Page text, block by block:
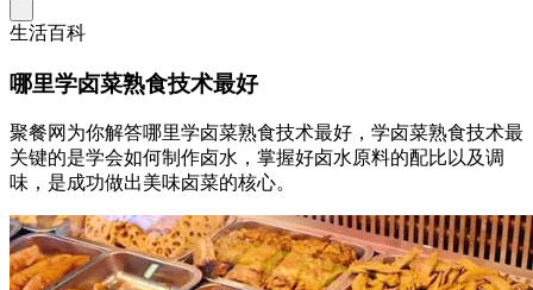
生活百科
哪里学卤菜熟食技术最好
聚餐网为你解答哪里学卤菜熟食技术最好，学卤菜熟食技术最
关键的是学会如何制作卤水，掌握好卤水原料的配比以及调
味，是成功做出美味卤菜的核心。